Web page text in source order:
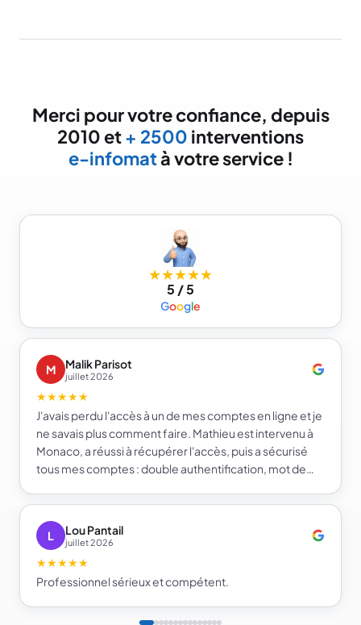
Merci pour votre confiance, depuis
2010 et+ 2500 interventions
e-infomatà votre service !
★★★★★
5 / 5
Google
M Malik Parisot
juillet 2026
★★★★★
J'avais perdu l'accès à un de mes comptes en ligne et je
ne savais plus comment faire. Mathieu est intervenu à
Monaco, a réussi à récupérer l'accès, puis a sécurisé
tous mes comptes : double authentification, mot de
beaucoup plus serein sur la sécurité de mes comptes.
Je recommande e-infomat.
L
Lou Pantail
juillet 2026
★★★★★
Professionnel sérieux et compétent.